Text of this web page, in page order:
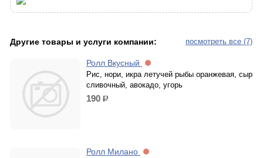
посмотреть все (7)
Другие товары и услуги компании:
Ролл Вкусный
Рис, нори, икра летучей рыбы оранжевая, сыр
сливочный, авокадо, угорь
190 р.
Ролл Милано